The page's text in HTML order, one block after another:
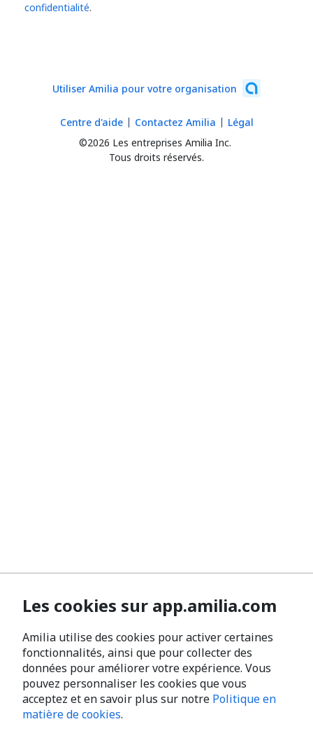
confidentialité.
Utiliser Amilia pour votre organisation
©2026 Les entreprises Amilia Inc.
Tous droits réservés.
Centre d'aide Contactez Amilia Légal
Les cookies sur app.amilia.com
Amilia utilise des cookies pour activer certaines
fonctionnalités, ainsi que pour collecter des
données pour améliorer votre expérience. Vous
pouvez personnaliser les cookies que vous
acceptez et en savoir plus sur notre Politique en
matière de cookies.